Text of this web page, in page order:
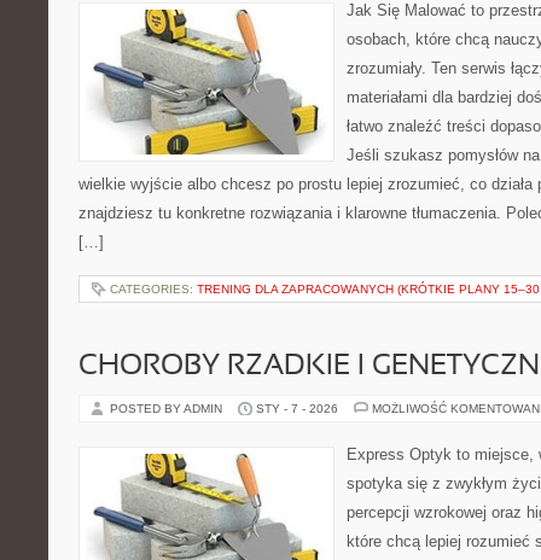
Jak Się Malować to
osobach, które chcą
zrozumiały. Ten serwis
materiałami dla bardziej
łatwo znaleźć treści
Jeśli szukasz pomysłów
wielkie wyjście albo chcesz po prostu lepiej zrozumieć, co działa
znajdziesz tu konkretne rozwiązania i klarowne tłumaczenia.
[…]
CATEGORIES: TRENING DLA ZAPRACOWANYCH (KRÓTKIE PLANY
CHOROBY RZADKIE I
POSTED BY ADMIN STY - 7 - 2026 MOŻLIWOŚĆ
Express Optyk to miejsce,
spotyka się z zwykłym
percepcji wzrokowej oraz
które chcą lepiej rozumieć